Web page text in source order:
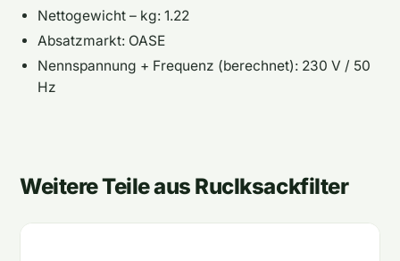
Nettogewicht – kg: 1.22
Absatzmarkt: OASE
Nennspannung + Frequenz (berechnet): 230 V / 50
Hz
Weitere Teile aus Ruclksackfilter